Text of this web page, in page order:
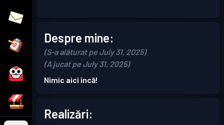
Despre mine:
(S-a alăturat pe July 31, 2025)
(A jucat pe July 31, 2025)
Nimic aici încă!
Realizări: